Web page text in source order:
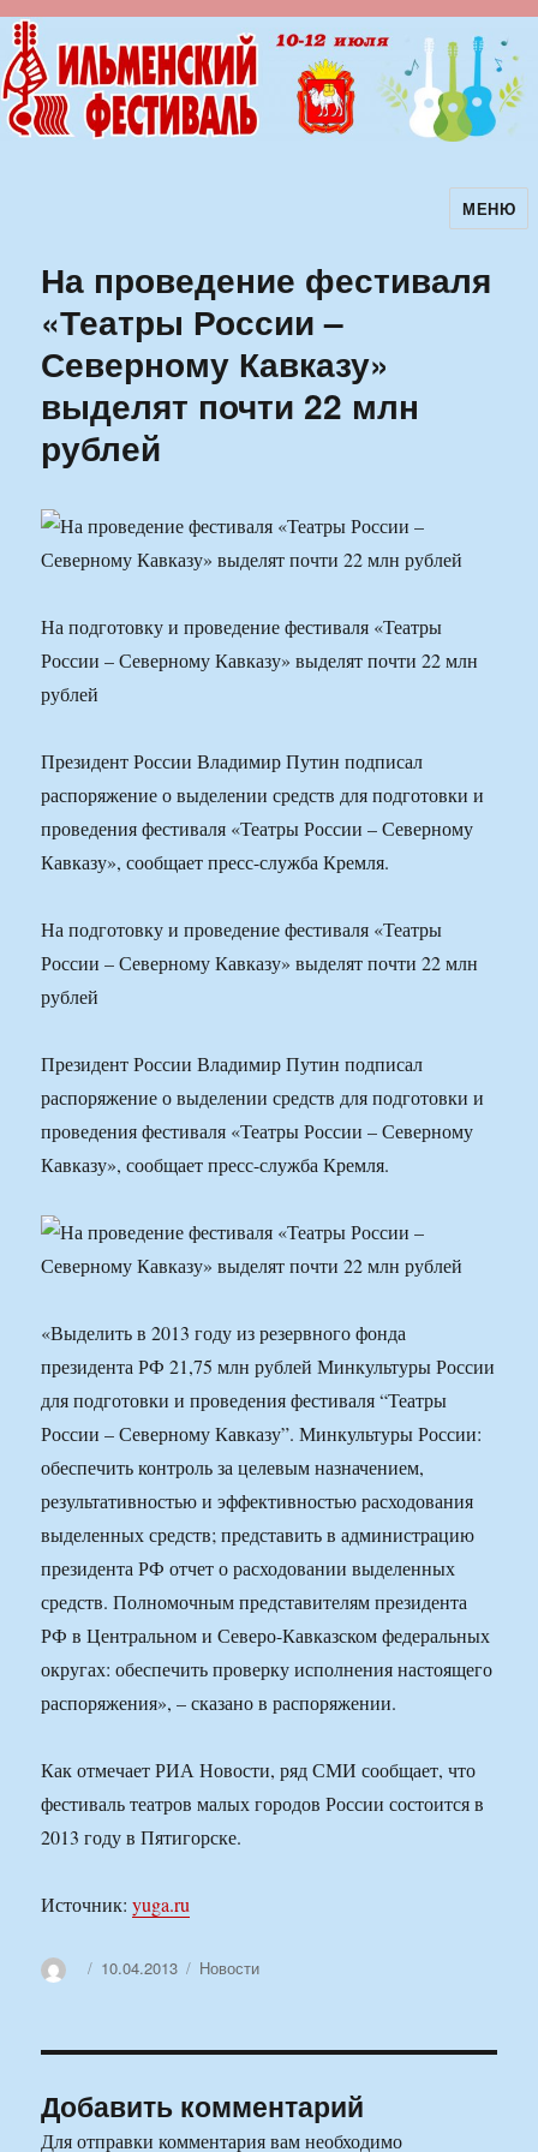
Ильменский фестиваль авторскойМЕНЮ
На проведение фестиваля
«Театры России –
Северному Кавказу»
выделят почти 22 млн
рублей
На подготовку и проведение фестиваля «Театры
России – Северному Кавказу» выделят почти 22 млн
рублей
Президент России Владимир Путин подписал
распоряжение о выделении средств для подготовки и
проведения фестиваля «Театры России – Северному
Кавказу», сообщает пресс-служба Кремля.
На подготовку и проведение фестиваля «Театры
России – Северному Кавказу» выделят почти 22 млн
рублей
Президент России Владимир Путин подписал
распоряжение о выделении средств для подготовки и
проведения фестиваля «Театры России – Северному
Кавказу», сообщает пресс-служба Кремля.
«Выделить в 2013 году из резервного фонда
президента РФ 21,75 млн рублей Минкультуры России
для подготовки и проведения фестиваля “Театры
России – Северному Кавказу”. Минкультуры России:
обеспечить контроль за целевым назначением,
результативностью и эффективностью расходования
выделенных средств; представить в администрацию
президента РФ отчет о расходовании выделенных
средств. Полномочным представителям президента
РФ в Центральном и Северо-Кавказском федеральных
округах: обеспечить проверку исполнения настоящего
распоряжения», – сказано в распоряжении.
Как отмечает РИА Новости, ряд СМИ сообщает, что
фестиваль театров малых городов России состоится в
2013 году в Пятигорске.
Источник:yuga.ru
АвторОпубликовано
10.04.2013 Рубрики
Новости
Добавить комментарий
Для отправки комментария вам необходимо